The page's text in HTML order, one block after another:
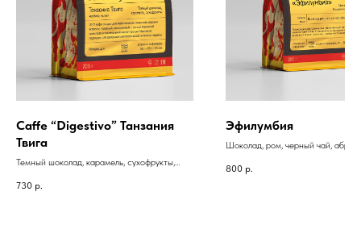
Caffe “Digestivo” Танзания
Твига
Темный шоколад, карамель, сухофрукты,
730 р.
Эфилумбия
Шоколад, ром, черный чай,
800 р.